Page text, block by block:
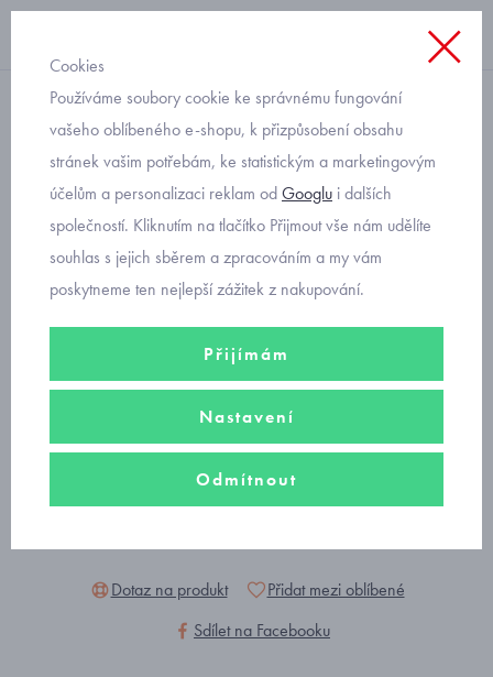
riflové
chlapecké riflové kraťasy
Mayoral 6203-20
Dotaz na produkt
Přidat mezi oblíbené
Sdílet na Facebooku
Cookies
Používáme soubory cookie ke správnému fungování
vašeho oblíbeného e-shopu, k přizpůsobení obsahu
stránek vašim potřebám, ke statistickým a marketingovým
účelům a personalizaci reklam odGooglu i dalších
společností. Kliknutím na tlačítko Přijmout vše nám udělíte
souhlas s jejich sběrem a zpracováním a my vám
poskytneme ten nejlepší zážitek z nakupování.
Přijímám
Nastavení
Odmítnout